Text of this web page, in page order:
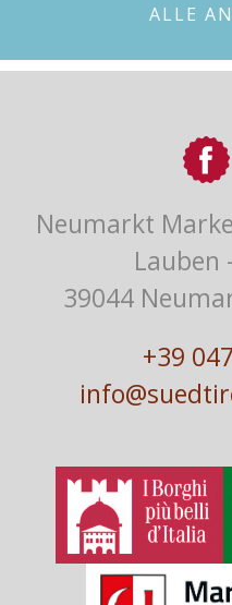
ALLE
Neumarkt
Lauben
39044
+39